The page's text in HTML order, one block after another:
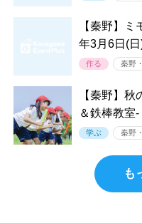
【秦野】
年3月6日(
作る 秦野
【秦野】
＆鉄棒教室
学ぶ 秦野
も